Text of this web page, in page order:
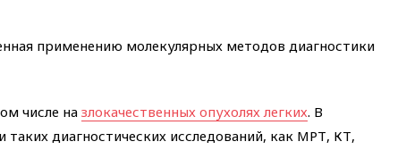
применению молекулярных методов диагностики
числе на злокачественных опухолях легких. В
диагностических исследований, как МРТ, КТ,